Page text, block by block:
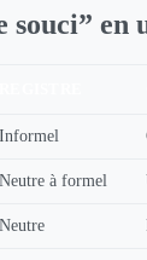
souci” en
Informel
Neutre à formel
Neutre